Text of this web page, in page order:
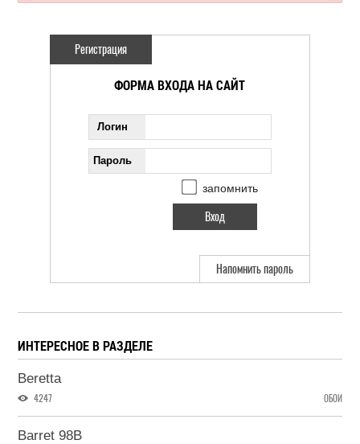
Регистрация
ФОРМА ВХОДА НА САЙТ
Логин
Пароль
запомнить
Напомнить пароль
ИНТЕРЕСНОЕ В РАЗДЕЛЕ
Beretta
4247 ОБОИ
Barret 98B